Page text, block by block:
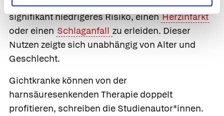
Die Forschenden berechneten für sie ein
signifikant niedrigeres Risiko, einenHerzinfarkt
oder einen Schlaganfall zu erleiden. Dieser
Nutzen zeigte sich unabhängig von Alter und
Geschlecht.
Gichtkranke können von der
harnsäuresenkenden Therapie doppelt
profitieren, schreiben die Studienautor*innen.